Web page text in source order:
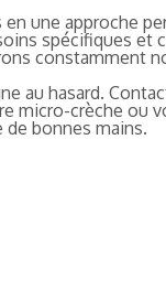
une approche
spécifiques
constamment
au hasard.
micro-crèche ou
bonnes mains.